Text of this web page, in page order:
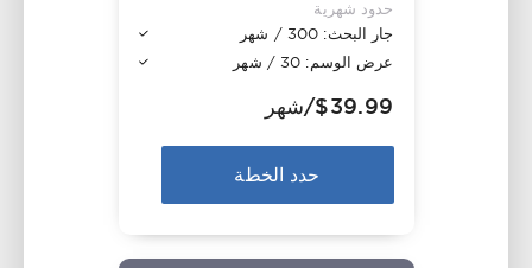
حدود شهرية
جار البحث: 300 / شهر
عرض الوسم: 30 / شهر
$39.99/شهر
حدد الخطة